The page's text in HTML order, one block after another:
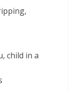
child in a